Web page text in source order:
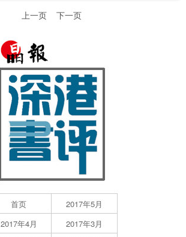
上一页 下一页
首页
2017年5月
2017年4月
2017年3月